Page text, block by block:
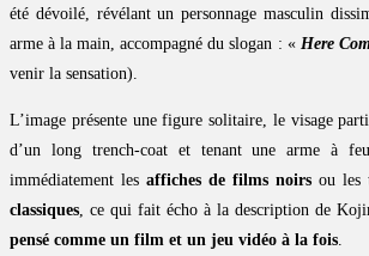
été dévoilé, révélant un personnage masculin
arme à la main, accompagné du slogan : « Here
venir la sensation).
L’image présente une figure solitaire, le visage
d’un long trench-coat et tenant une arme à
immédiatement les affiches de films noirs ou les
classiques, ce qui fait écho à la description de
pensé comme un film et un jeu vidéo à la fois.